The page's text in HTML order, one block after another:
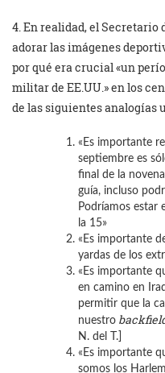
4. En realidad, el Secretario
adorar las imágenes
por qué era crucial «un
militar de EE.UU.» en los
de las siguientes analogías
«Es importante
septiembre es
final de la
guía, incluso
Podríamos estar
la 15»
«Es importante
yardas de los
«Es importante
en camino en
permitir que la
nuestro
N. del T.]
«Es importante
somos los